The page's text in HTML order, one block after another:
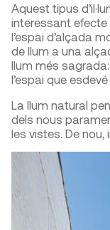
Aquest tipus
interessant
l’espai d’alçada
de llum a una
llum més
l’espai que
La llum natural
dels nous
les vistes. De nou,